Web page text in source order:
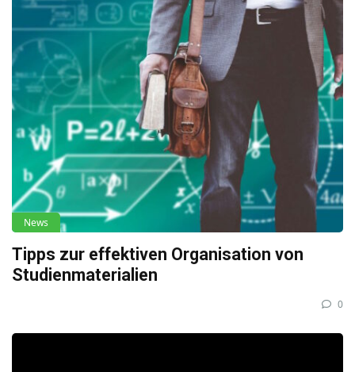
News
Tipps zur effektiven Organisation von
Studienmaterialien
0